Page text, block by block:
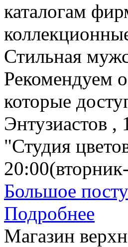
каталогам
Стильная
Рекомендуем
которые
Энтузиастов
"Студия
Большое
Подробнее
Магазин